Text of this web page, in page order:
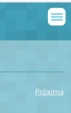
Próxima